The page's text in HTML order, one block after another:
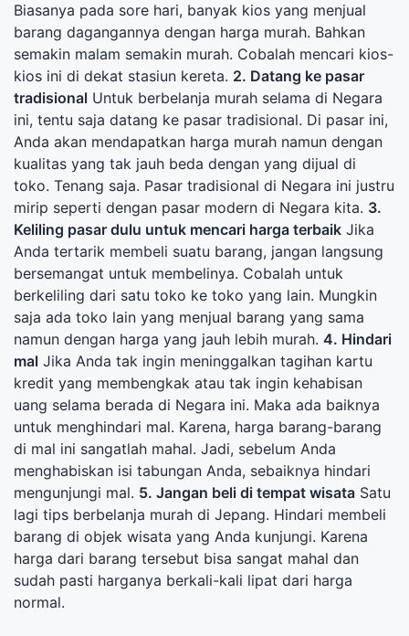
Biasanya pada sore hari, banyak kios yang menjual
barang dagangannya dengan harga murah. Bahkan
semakin malam semakin murah. Cobalah mencari kios-
kios ini di dekat stasiun kereta. 2. Datang ke pasar
tradisional Untuk berbelanja murah selama di Negara
ini, tentu saja datang ke pasar tradisional. Di pasar ini,
Anda akan mendapatkan harga murah namun dengan
kualitas yang tak jauh beda dengan yang dijual di
toko. Tenang saja. Pasar tradisional di Negara ini justru
mirip seperti dengan pasar modern di Negara kita. 3.
Keliling pasar dulu untuk mencari harga terbaik Jika
Anda tertarik membeli suatu barang, jangan langsung
bersemangat untuk membelinya. Cobalah untuk
berkeliling dari satu toko ke toko yang lain. Mungkin
saja ada toko lain yang menjual barang yang sama
namun dengan harga yang jauh lebih murah. 4. Hindari
mal Jika Anda tak ingin meninggalkan tagihan kartu
kredit yang membengkak atau tak ingin kehabisan
uang selama berada di Negara ini. Maka ada baiknya
untuk menghindari mal. Karena, harga barang-barang
di mal ini sangatlah mahal. Jadi, sebelum Anda
menghabiskan isi tabungan Anda, sebaiknya hindari
mengunjungi mal. 5. Jangan beli di tempat wisata Satu
lagi tips berbelanja murah di Jepang. Hindari membeli
barang di objek wisata yang Anda kunjungi. Karena
harga dari barang tersebut bisa sangat mahal dan
sudah pasti harganya berkali-kali lipat dari harga
normal.